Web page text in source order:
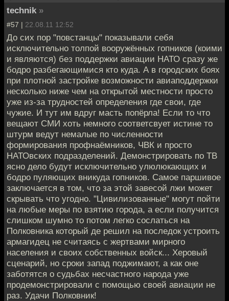
technik »
#57 | 22.08.11 12:52
До сих пор "повстанцы" показывали себя
исключительно толпой вооружённых гопников (коими
и являются) без поддержки авиации НАТО сразу же
бодро разбегающимися кто куда. А в городских боях
при плотной застройке возможности авиаподдержки
несколько ниже чем на открытой местности просто
уже из-за трудностей определения где свои, где
чужие. И тут им вдруг масть попёрла! Если то что
вещают СМИ хоть немного соответсвует истине то
штурм ведут немалые по численности
формирования профнаёмников, ЧВК и просто
НАТОвских подразделений. Демонстрировать по ТВ
ясно дело будут исключительно улюлюкающих и
бодро пуляющих вникуда гопников. Самое паршивое
заключается в том, что за этой завесой лжи может
скрывать что угодно. "Цивилизованные" могут пойти
на любые меры по взятию города, а если получится
слишком шумно то потом легко сослаться на
Полковника который де решил на последок устроить
армагидец не считаясь с жертвами мирного
населения и своих собственных войск... Херовый
сценарий, но сроки запад поджимают, а как оне
заботятся о судьбах несчастного народа уже
продемонстрировали с помощью своей авиации не
раз. Удачи Полковник!